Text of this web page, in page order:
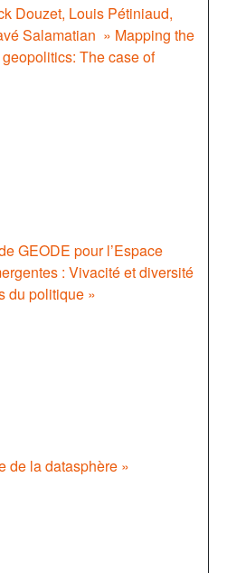
Douzet, Louis Pétiniaud,
Salamatian » Mapping the
The case of
GEODE pour l’Espace
: Vivacité et diversité
du politique »
de la datasphère »